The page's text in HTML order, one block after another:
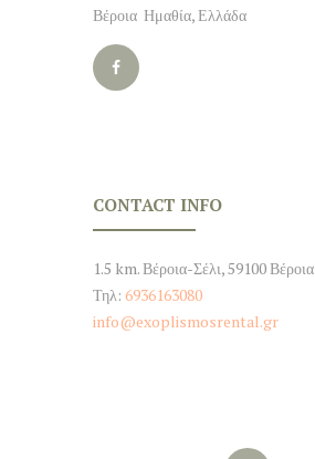
Βέροια Ημαθία, Ελλάδα
CONTACT INFO
1.5 km. Βέροια-Σέλι, 59100 Βέροια
Τηλ: 6936163080
info@exoplismosrental.gr